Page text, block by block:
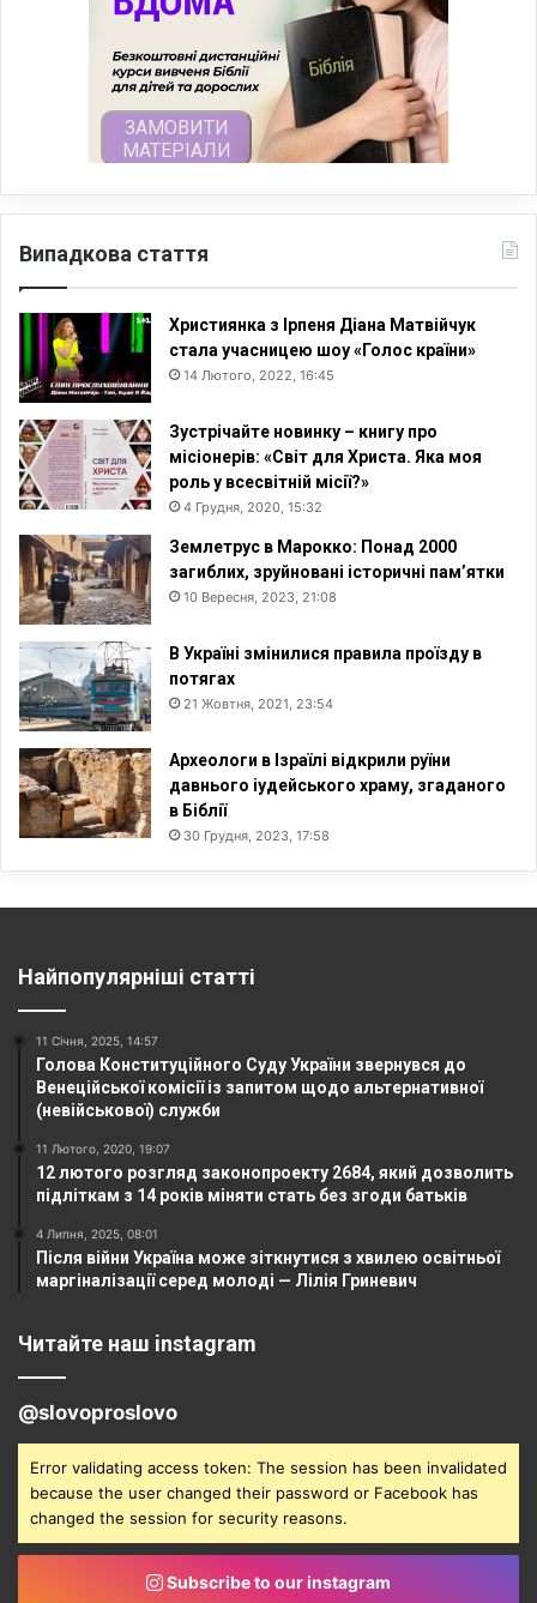
Випадкова стаття
Християнка з Ірпеня Діана Матвійчук
стала учасницею шоу «Голос країни»
14 Лютого, 2022, 16:45
Зустрічайте новинку – книгу про
місіонерів: «Світ для Христа. Яка моя
роль у всесвітній місії?»
4 Грудня, 2020, 15:32
Землетрус в Марокко: Понад 2000
загиблих, зруйновані історичні пам’ятки
10 Вересня, 2023, 21:08
В Україні змінилися правила проїзду в
потягах
21 Жовтня, 2021, 23:54
Археологи в Ізраїлі відкрили руїни
давнього іудейського храму, згаданого
в Біблії
30 Грудня, 2023, 17:58
Найпопулярніші статті
11 Січня, 2025, 14:57
Голова Конституційного Суду України звернувся до
Венеційської комісії із запитом щодо альтернативної
(невійськової) служби
11 Лютого, 2020, 19:07
12 лютого розгляд законопроекту 2684, який дозволить
підліткам з 14 років міняти стать без згоди батьків
4 Липня, 2025, 08:01
Після війни Україна може зіткнутися з хвилею освітньої
маргіналізації серед молоді — Лілія Гриневич
Читайте наш instagram
@slovoproslovo
Error validating access token: The session has been invalidated
because the user changed their password or Facebook has
changed the session for security reasons.
Subscribe to our instagram